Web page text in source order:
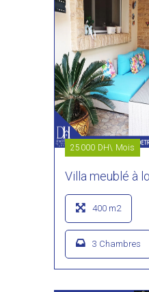
25000 DH\ Mois
Villa meublé à
400 m2
3 Chambres